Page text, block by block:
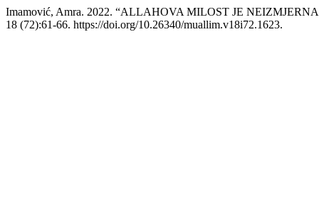
Imamović, Amra. 2022. “ALLAHOVA MILOST JE NEIZMJERNA
18 (72):61-66. https://doi.org/10.26340/muallim.v18i72.1623.